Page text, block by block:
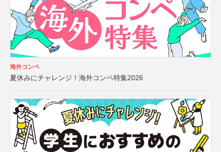
海外コンペ
夏休みにチャレンジ！海外コンペ特集2026